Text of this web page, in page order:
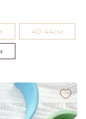
40-44см